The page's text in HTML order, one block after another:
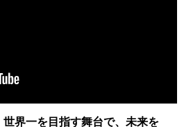
界一を目指す舞台で、未来を